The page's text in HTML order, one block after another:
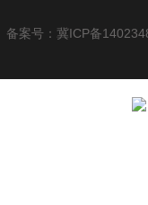
备案号：冀ICP备